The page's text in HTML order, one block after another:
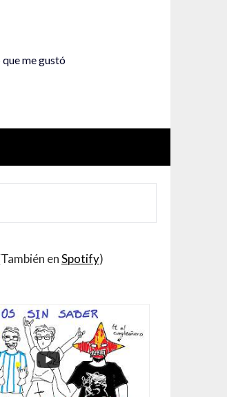
me gustó
enSpotify)